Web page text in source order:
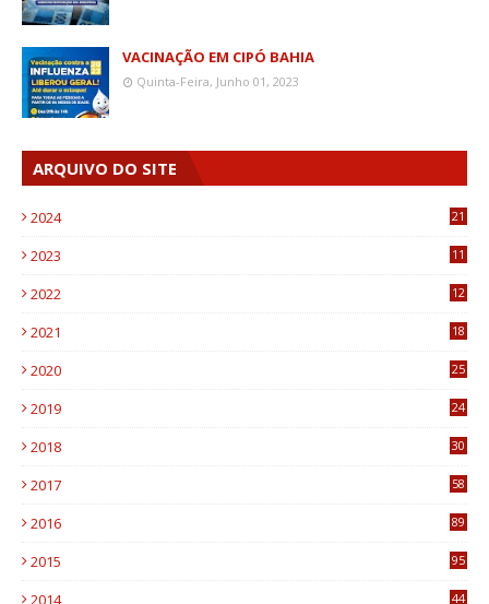
VACINAÇÃO EM CIPÓ BAHIA
Quinta-Feira, Junho 01, 2023
ARQUIVO DO SITE
2024 21
2023
11
2022
12
2021
18
2020
25
2019
24
2018
30
2017
58
2016
89
2015
95
44